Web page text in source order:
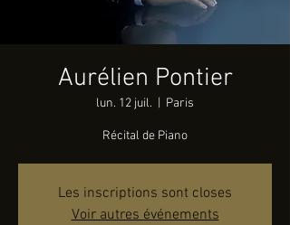
Aurélien Pontier
lun. 12 juil. Paris
Récital de Piano
Les inscriptions sont closes
Voir autres événements